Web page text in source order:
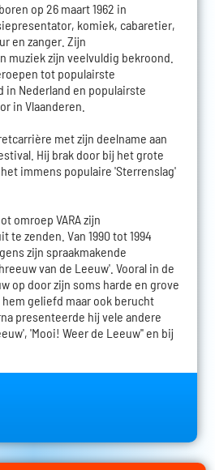
op 26 maart 1962 in
komiek, cabaretier,
en zanger. Zijn
muziek zijn veelvuldig bekroond.
tot populairste
Nederland en populairste
in Vlaanderen.
met zijn deelname aan
Hij brak door bij het grote
immens populaire 'Sterrenslag'
omroep VARA zijn
te zenden. Van 1990 tot 1994
zijn spraakmakende
van de Leeuw'. Vooral in de
op door zijn soms harde en grove
geliefd maar ook berucht
presenteerde hij vele andere
'Mooi! Weer de Leeuw'' en bij